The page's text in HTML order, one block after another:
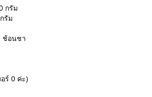
กรัม
รัม
ช้อนชา
ร์ 0 ค่ะ)